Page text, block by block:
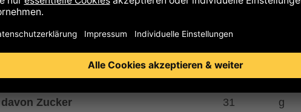
Fett 35 g
davon gesättigte Fettsäuren 21
37
davon Zucker 31 g